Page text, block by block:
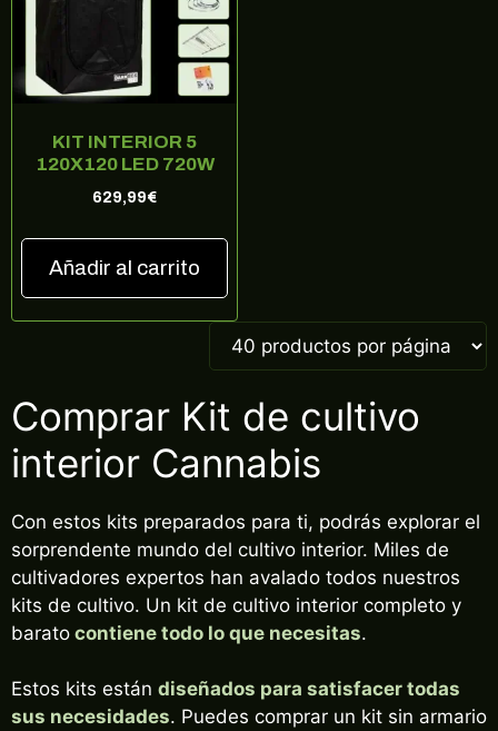
KIT INTERIOR 5
120X120 LED 720W
629,99€
Añadir al carrito
Comprar Kit de cultivo
interior Cannabis
Con estos kits preparados para ti, podrás explorar el
sorprendente mundo del cultivo interior. Miles de
cultivadores expertos han avalado todos nuestros
kits de cultivo. Un kit de cultivo interior completo y
barato contiene todo lo que necesitas.
Estos kits están diseñados para satisfacer todas
sus necesidades. Puedes comprar un kit sin armario